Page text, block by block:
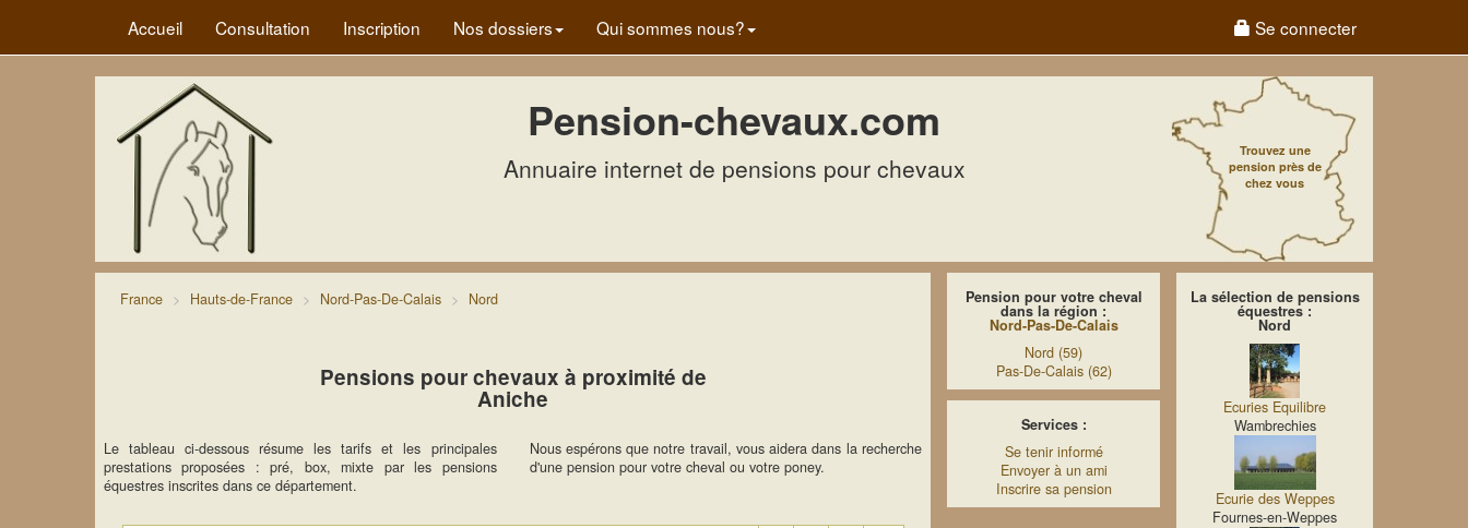
Accueil Consultation Inscription Nos dossiers Qui sommes nous? Se connecter
Pension-chevaux.com
Annuaire internet de pensions pour chevaux
Trouvez une
pension près de
chez vous
France Hauts-de-France Nord-Pas-De-Calais Nord
Pensions pour chevaux à proximité de
Aniche
Le tableau ci-dessous résume les tarifs et les principales
prestations proposées : pré, box, mixte par les pensions
équestres inscrites dans ce département.
Nous espérons que notre travail, vous aidera dans la recherche
d'une pension pour votre cheval ou votre poney.
Pension pour votre cheval
dans la région :
Nord-Pas-De-Calais
Nord (59)
Pas-De-Calais (62)
Services :
Se tenir informé
Envoyer à un ami
Inscrire sa pension
La sélection de pensions
équestres :
Nord
Ecuries Equilibre
Wambrechies
Ecurie des Weppes
Fournes-en-Weppes